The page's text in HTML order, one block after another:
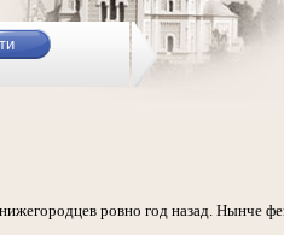
ровно год назад. Нынче